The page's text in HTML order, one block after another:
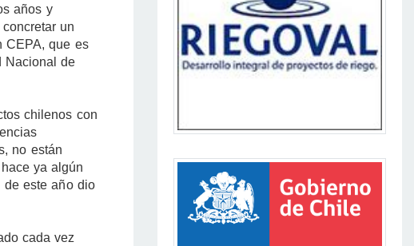
años y
un
CEPA, que es
Nacional de
chilenos con
no están
ya algún
de este año dio
cada vez